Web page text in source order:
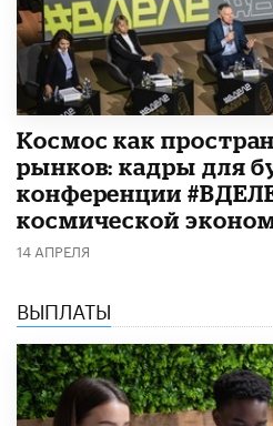
Космос как
рынков: кадры для
конференции
космической
14 АПРЕЛЯ
ВЫПЛАТЫ